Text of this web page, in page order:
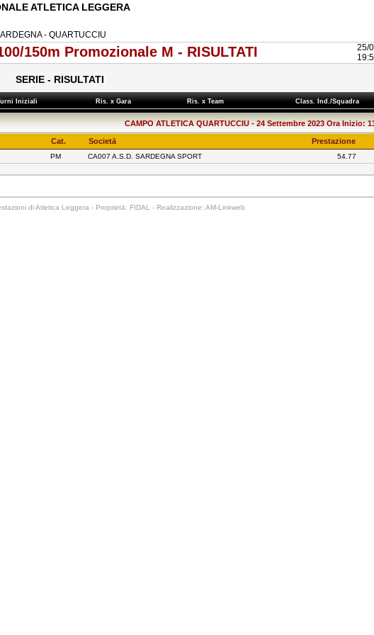
ATLETICA LEGGERA
- QUARTUCCIU
150m Promozionale M - RISULTATI
25/
SERIE - RISULTATI
Iniziali Ris. x Gara Ris. x Team Class. Ind./Squadra
CAMPO ATLETICA QUARTUCCIU - 24 Settembre 2023 Ora Inizio:
Cat. Societā Prestazione
PM CA007 A.S.D. SARDEGNA SPORT 54.77
di Atletica Leggera - Proprietā: FIDAL - Realizzazione: AM-Linkweb